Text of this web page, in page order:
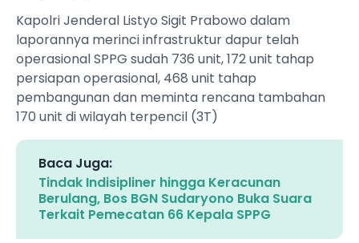
Kapolri Jenderal Listyo Sigit Prabowo dalam
laporannya merinci infrastruktur dapur telah
operasional SPPG sudah 736 unit, 172 unit tahap
persiapan operasional, 468 unit tahap
pembangunan dan meminta rencana tambahan
170 unit di wilayah terpencil (3T)
Baca Juga:
Tindak Indisipliner hingga Keracunan
Berulang, Bos BGN Sudaryono Buka Suara
Terkait Pemecatan 66 Kepala SPPG